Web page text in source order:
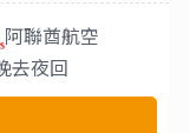
阿聯酋航空
去夜回